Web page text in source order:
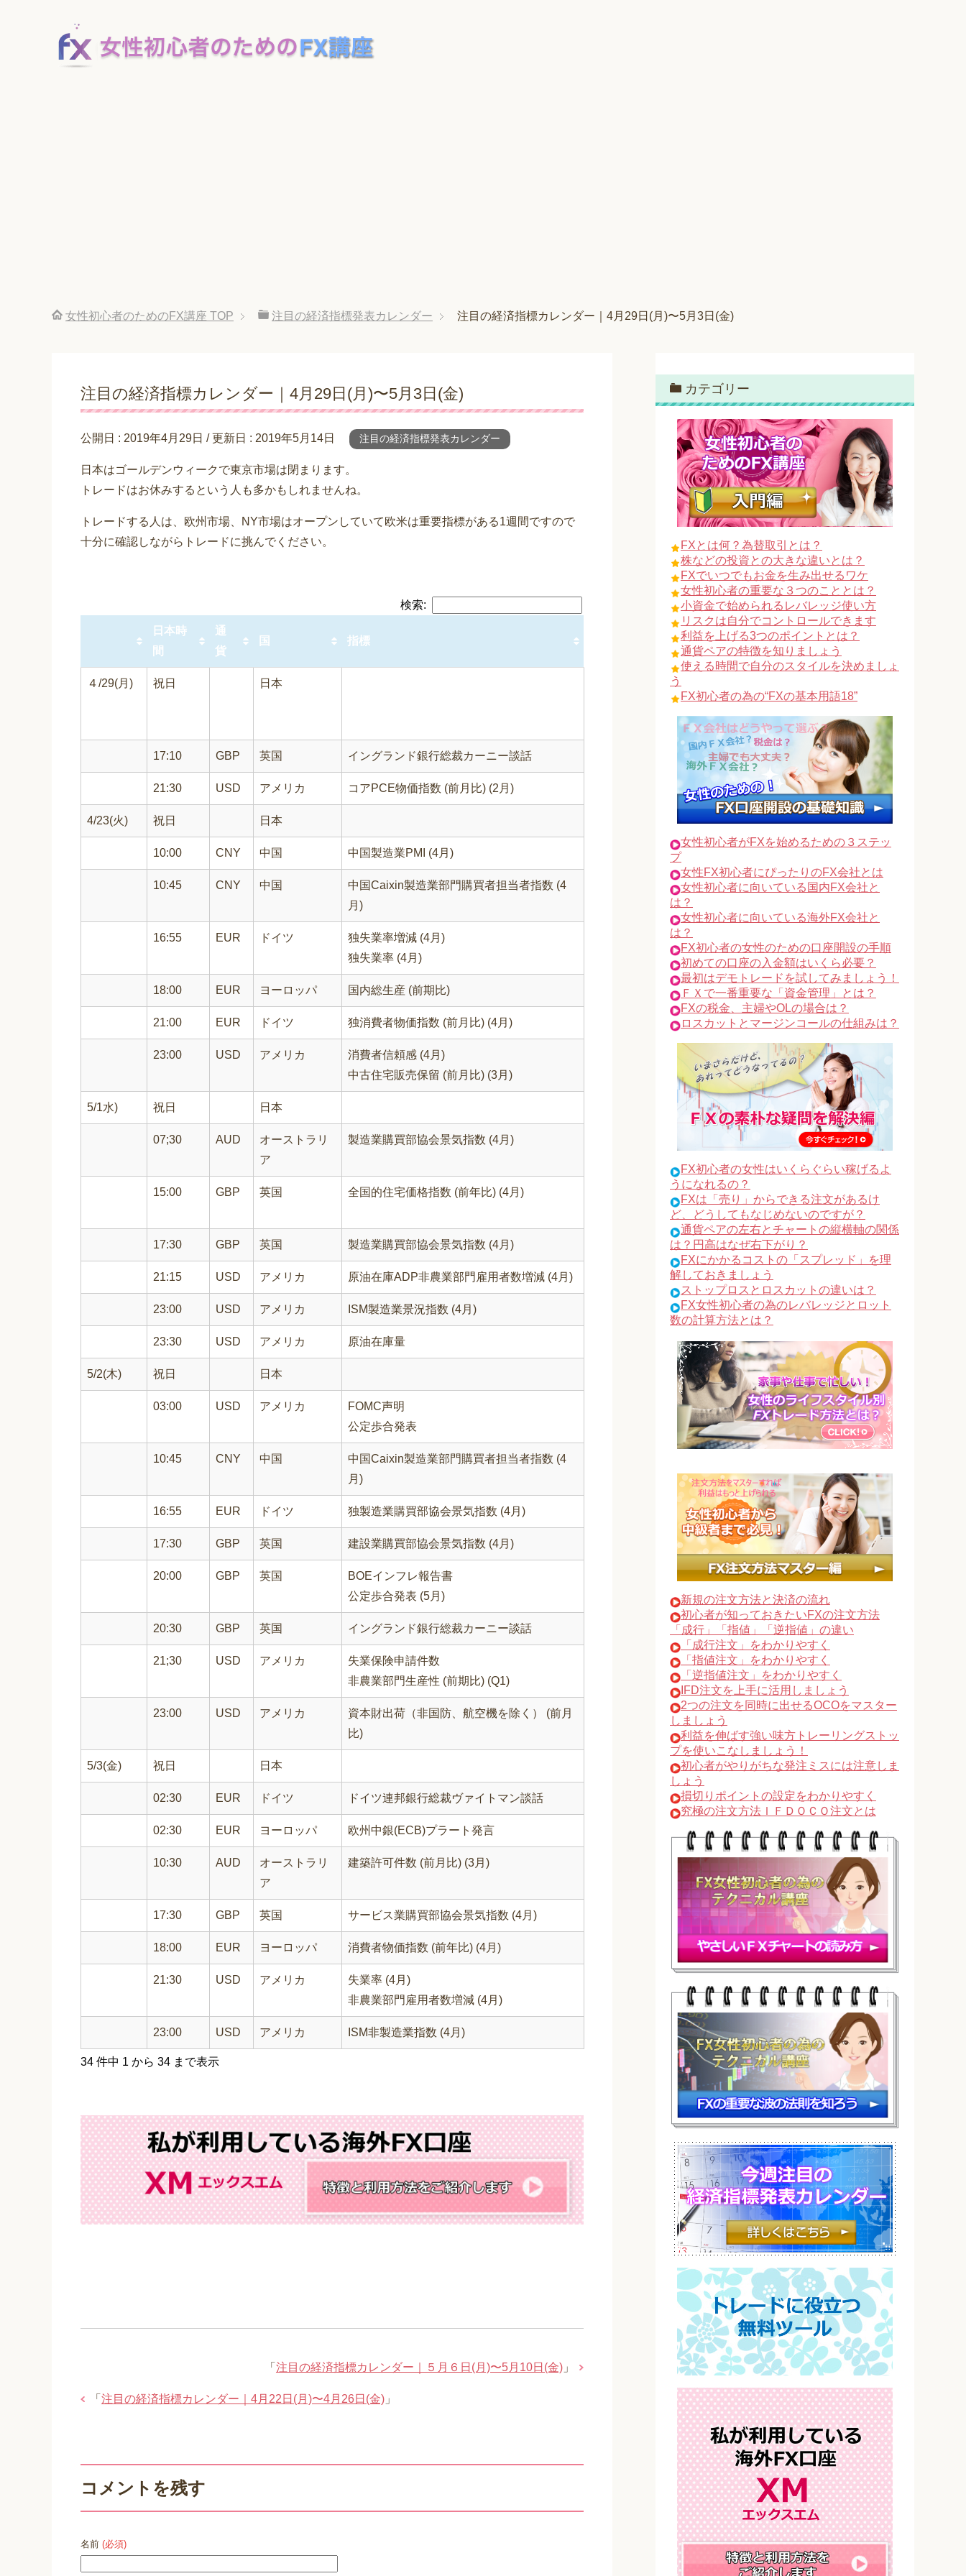
女性初心者のためのFX講座 TOP 注目の経済指標発表カレンダー 注目の経済指標カレンダー｜4月29日(月)〜5月3日(金)
注目の経済指標カレンダー｜4月29日(月)〜5月3日(金)
公開日 : 2019年4月29日 / 更新日 : 2019年5月14日 注目の経済指標発表カレンダー
日本はゴールデンウィークで東京市場は閉まります。
トレードはお休みするという人も多かもしれませんね。
トレードする人は、欧州市場、NY市場はオープンしていて欧米は重要指標がある1週間ですので
十分に確認しながらトレードに挑んでください。
検索:
日本時
間
通
貨
国 指標
４/29(月) 祝日 日本
17:10 GBP 英国 イングランド銀行総裁カーニー談話
21:30 USD アメリカ コアPCE物価指数 (前月比) (2月)
4/23(火) 祝日 日本
10:00 CNY 中国 中国製造業PMI (4月)
10:45 CNY 中国
中国Caixin製造業部門購買者担当者指数 (4
月)
16:55 EUR ドイツ
独失業率増減 (4月)
独失業率 (4月)
18:00 EUR ヨーロッパ 国内総生産 (前期比)
21:00 EUR ドイツ 独消費者物価指数 (前月比) (4月)
23:00 USD アメリカ
消費者信頼感 (4月)
中古住宅販売保留 (前月比) (3月)
5/1水) 祝日 日本
07;30 AUD
オーストラリ
ア
製造業購買部協会景気指数 (4月)
15:00 GBP 英国 全国的住宅価格指数 (前年比) (4月)
17:30 GBP 英国 製造業購買部協会景気指数 (4月)
21:15 USD アメリカ 原油在庫ADP非農業部門雇用者数増減 (4月)
23:00 USD アメリカ ISM製造業景況指数 (4月)
23:30 USD アメリカ 原油在庫量
5/2(木) 祝日 日本
03:00 USD アメリカ
FOMC声明
公定歩合発表
10:45 CNY 中国
中国Caixin製造業部門購買者担当者指数 (4
月)
16:55 EUR ドイツ 独製造業購買部協会景気指数 (4月)
17:30 GBP 英国 建設業購買部協会景気指数 (4月)
20:00 GBP 英国
BOEインフレ報告書
公定歩合発表 (5月)
20:30 GBP 英国 イングランド銀行総裁カーニー談話
21;30 USD アメリカ
失業保険申請件数
非農業部門生産性 (前期比) (Q1)
23:00 USD アメリカ
資本財出荷（非国防、航空機を除く） (前月
比)
5/3(金) 祝日 日本
02:30 EUR ドイツ ドイツ連邦銀行総裁ヴァイトマン談話
02:30 EUR ヨーロッパ 欧州中銀(ECB)プラート発言
10:30 AUD
オーストラリ
ア
建築許可件数 (前月比) (3月)
17:30 GBP 英国 サービス業購買部協会景気指数 (4月)
18:00 EUR ヨーロッパ 消費者物価指数 (前年比) (4月)
21:30 USD アメリカ
失業率 (4月)
非農業部門雇用者数増減 (4月)
23:00 USD アメリカ ISM非製造業指数 (4月)
34 件中 1 から 34 まで表示
「 注目の経済指標カレンダー｜５月６日(月)〜5月10日(金) 」
「 注目の経済指標カレンダー｜4月22日(月)〜4月26日(金) 」
コメントを残す
名前 (必須)
カテゴリー
FXとは何？為替取引とは？
株などの投資との大きな違いとは？
FXでいつでもお金を生み出せるワケ
女性初心者の重要な３つのこととは？
小資金で始められるレバレッジ使い方
リスクは自分でコントロールできます
利益を上げる3つのポイントとは？
通貨ペアの特徴を知りましょう
使える時間で自分のスタイルを決めましょ
う
FX初心者の為の“FXの基本用語18”
女性初心者がFXを始めるための３ステッ
プ
女性FX初心者にぴったりのFX会社とは
女性初心者に向いている国内FX会社と
は？
女性初心者に向いている海外FX会社と
は？
FX初心者の女性のための口座開設の手順
初めての口座の入金額はいくら必要？
最初はデモトレードを試してみましょう！
ＦＸで一番重要な「資金管理」とは？
FXの税金、主婦やOLの場合は？
ロスカットとマージンコールの仕組みは？
FX初心者の女性はいくらぐらい稼げるよ
うになれるの？
FXは「売り」からできる注文があるけ
ど、どうしてもなじめないのですが？
通貨ペアの左右とチャートの縦横軸の関係
は？円高はなぜ右下がり？
FXにかかるコストの「スプレッド」を理
解しておきましょう
ストップロスとロスカットの違いは？
FX女性初心者の為のレバレッジとロット
数の計算方法とは？
新規の注文方法と決済の流れ
初心者が知っておきたいFXの注文方法
「成行」「指値」「逆指値」の違い
「成行注文」をわかりやすく
「指値注文」をわかりやすく
「逆指値注文」をわかりやすく
IFD注文を上手に活用しましょう
2つの注文を同時に出せるOCOをマスター
しましょう
利益を伸ばす強い味方トレーリングストッ
プを使いこなしましょう！
初心者がやりがちな発注ミスには注意しま
しょう
損切りポイントの設定をわかりやすく
究極の注文方法ＩＦＤＯＣＯ注文とは